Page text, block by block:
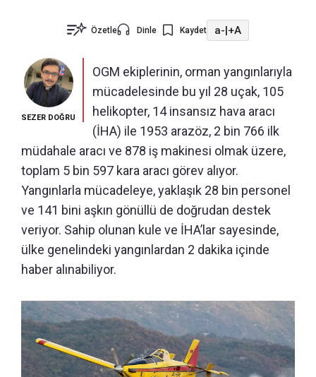
Özetle Dinle Kaydet a-|+A
SEZER DOĞRU
OGM ekiplerinin, orman yangınlarıyla
mücadelesinde bu yıl 28 uçak, 105
helikopter, 14 insansız hava aracı
(İHA) ile 1953 arazöz, 2 bin 766 ilk
müdahale aracı ve 878 iş makinesi olmak üzere,
toplam 5 bin 597 kara aracı görev alıyor.
Yangınlarla mücadeleye, yaklaşık 28 bin personel
ve 141 bini aşkın gönüllü de doğrudan destek
veriyor. Sahip olunan kule ve İHA’lar sayesinde,
ülke genelindeki yangınlardan 2 dakika içinde
haber alınabiliyor.